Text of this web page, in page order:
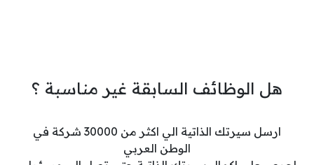
هل الوظائف السابقة غير مناسبة ؟
ارسل سيرتك الذاتية الي اكثر من 30000 شركة في
الوطن العربي